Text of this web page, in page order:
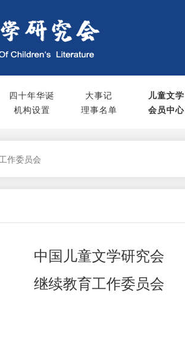
四十年华诞 大事记 儿童文学
机构设置 理事名单 会员中心
作委员会
中国儿童文学研究会
继续教育工作委员会